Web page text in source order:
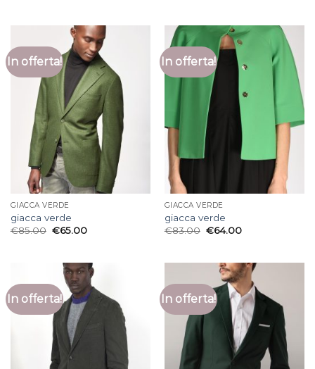
In offerta!
GIACCA VERDE
giacca verde
€85.00 €65.00
In offerta!
GIACCA VERDE
giacca verde
€83.00 €64.00
In offerta! In offerta!